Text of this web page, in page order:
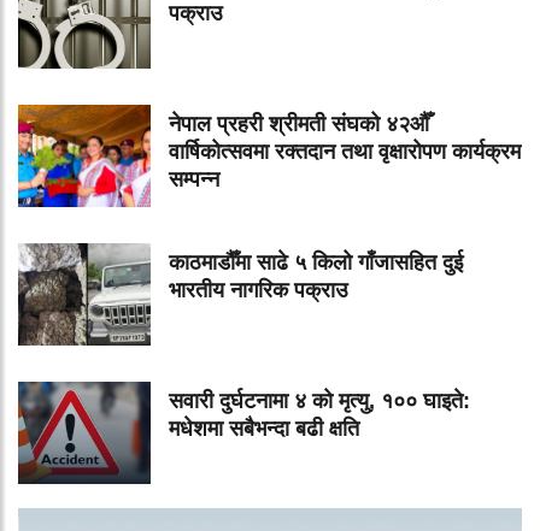
पक्राउ
नेपाल प्रहरी श्रीमती संघको ४२औँ
वार्षिकोत्सवमा रक्तदान तथा वृक्षारोपण कार्यक्रम
सम्पन्न
काठमाडौँमा साढे ५ किलो गाँजासहित दुई
भारतीय नागरिक पक्राउ
सवारी दुर्घटनामा ४ को मृत्यु, १०० घाइते:
मधेशमा सबैभन्दा बढी क्षति